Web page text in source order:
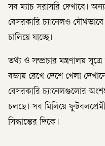
সব ম্যাচ সরাসরি দেখাবে।
বেসরকারি চ্যানেলও
চালিয়ে যাচ্ছে।
তথ্য ও সম্প্রচার মন্ত্রণালয়
বজায় রেখে দেশে খেলা
বেসরকারি চ্যানেলগুলোর
চলছে। সব মিলিয়ে
সিদ্ধান্তের দিকে।